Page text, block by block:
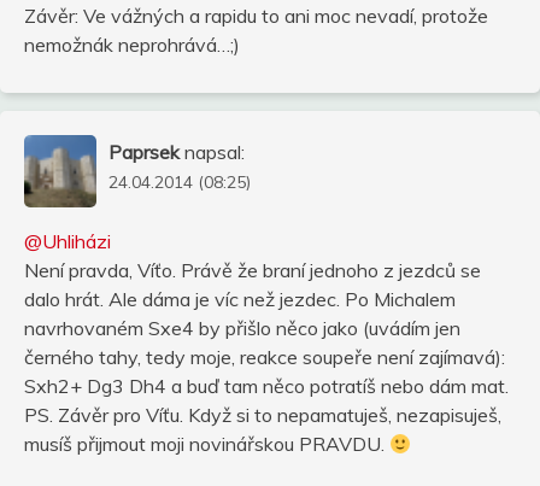
Závěr: Ve vážných a rapidu to ani moc nevadí, protože
nemožnák neprohrává…;)
Paprsek napsal:
24.04.2014 (08:25)
@Uhliházi
Není pravda, Víťo. Právě že braní jednoho z jezdců se
dalo hrát. Ale dáma je víc než jezdec. Po Michalem
navrhovaném Sxe4 by přišlo něco jako (uvádím jen
černého tahy, tedy moje, reakce soupeře není zajímavá):
Sxh2+ Dg3 Dh4 a buď tam něco potratíš nebo dám mat.
PS. Závěr pro Víťu. Když si to nepamatuješ, nezapisuješ,
musíš přijmout moji novinářskou PRAVDU.